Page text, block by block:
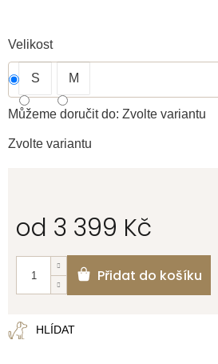
Zvolte variantu
Velikost
S M
Můžeme doručit do: Zvolte variantu
od 3 399 Kč
Přidat do košíku
HLÍDAT